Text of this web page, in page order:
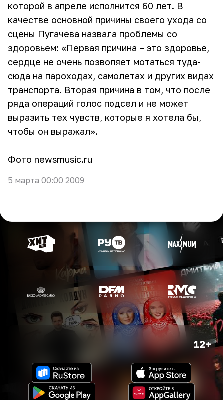
которой в апреле исполнится 60 лет. В
качестве основной причины своего ухода со
сцены Пугачева назвала проблемы со
здоровьем: «Первая причина – это здоровье,
сердце не очень позволяет мотаться туда-
сюда на пароходах, самолетах и других видах
транспорта. Вторая причина в том, что после
ряда операций голос подсел и не может
выразить тех чувств, которые я хотела бы,
чтобы он выражал».
Фото newsmusic.ru
5 марта 00:00 2009
12+